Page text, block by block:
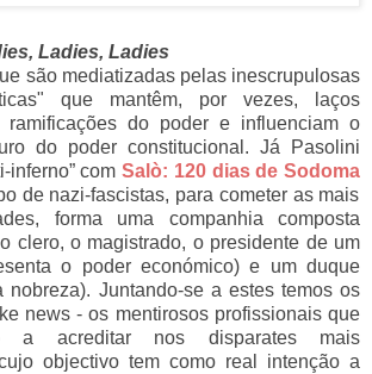
Ladies, Ladies
são mediatizadas pelas inescrupulosas
que mantêm, por vezes, laços
ramificações do poder e influenciam o
do poder constitucional. Já Pasolini
inferno” com Salò: 120 dias de Sodoma
de nazi-fascistas, para cometer as mais
forma uma companhia composta
clero, o magistrado, o presidente de um
o poder económico) e um duque
nobreza). Juntando-se a estes temos os
news - os mentirosos profissionais que
a acreditar nos disparates mais
objectivo tem como real intenção a